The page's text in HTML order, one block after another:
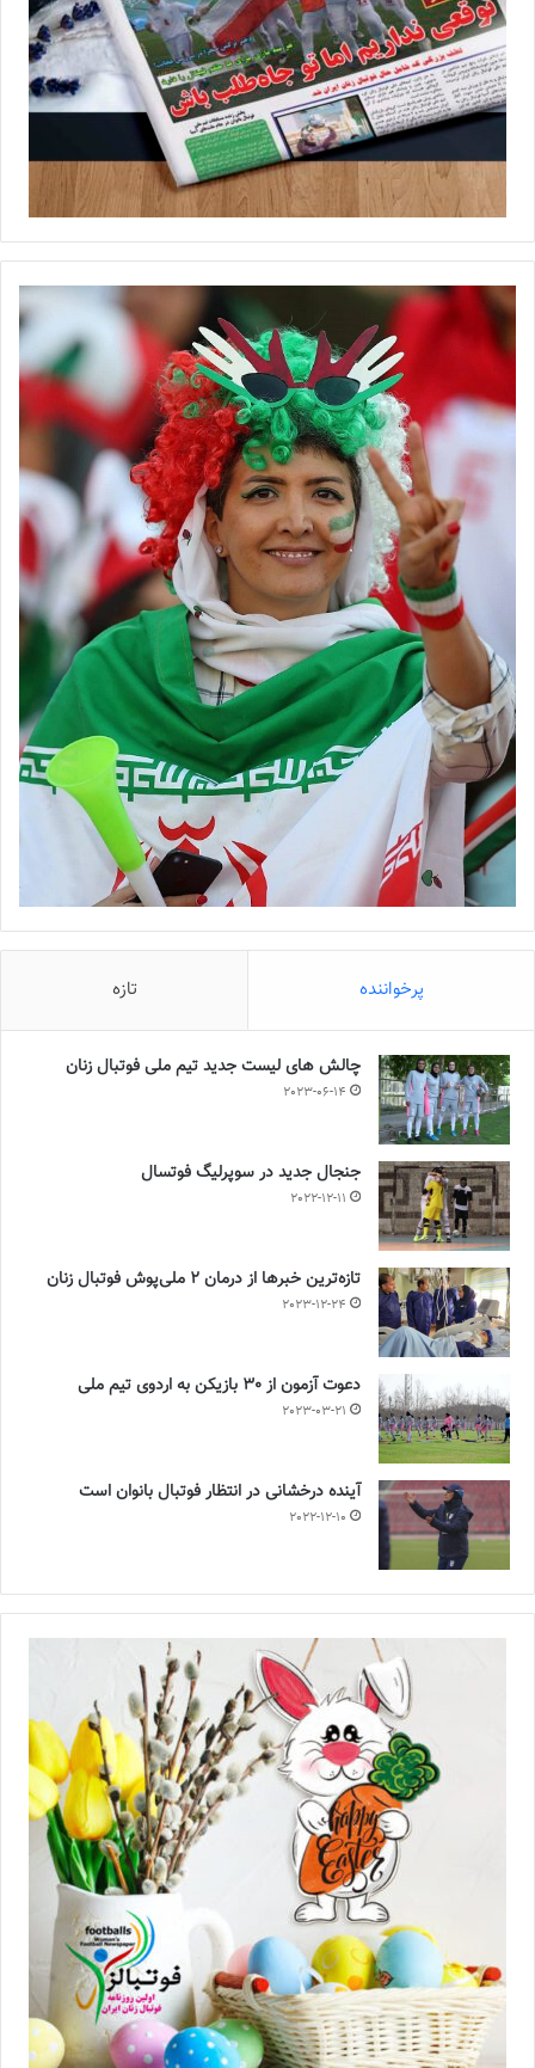
پرخواننده تازه
چالش هاى ليست جدید تيم ملى فوتبال زنان
2023-06-14
جنجال جدید در سوپرلیگ فوتسال
2022-12-11
تازه‌ترین خبرها از درمان ۲ ملی‌پوش فوتبال زنان
2023-12-24
دعوت آزمون از 30 بازیکن به اردوی تیم ملی
2023-03-21
آینده درخشانی در انتظار فوتبال بانوان است
2022-12-10